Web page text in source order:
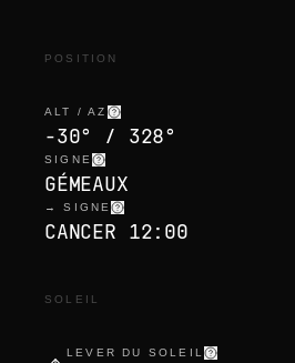
POSITION
ALT / AZ
-30° / 328°
SIGNE
GÉMEAUX
→ SIGNE
CANCER 12:00
SOLEIL
LEVER DU SOLEIL